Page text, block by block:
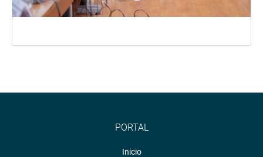
PORTAL
Inicio